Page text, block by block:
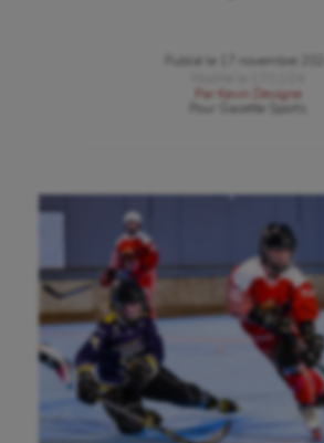
Publié le
17 novembre 2024
Par
Kevin Devigne
Gazette Sports